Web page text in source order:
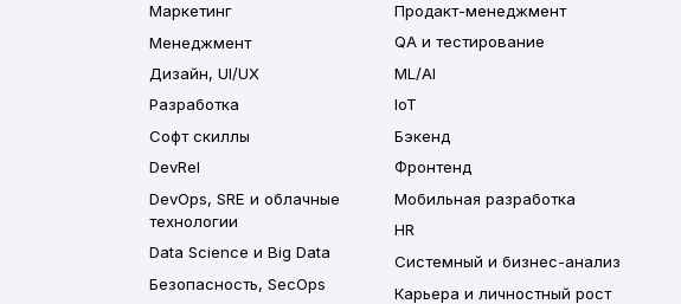
Маркетинг
Менеджмент
Дизайн, UI/UX
Разработка
Софт скиллы
DevRel
DevOps, SRE и облачные
технологии
Data Science и Big Data
Безопасность, SecOps
Продакт-менеджмент
QA и тестирование
ML/AI
IoT
Бэкенд
Фронтенд
Мобильная разработка
HR
Системный и бизнес-анализ
Карьера и личностный рост